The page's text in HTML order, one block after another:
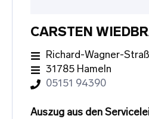
CARSTEN
Richard-Wagner-
31785 Hameln
05151 94390
Auszug aus den